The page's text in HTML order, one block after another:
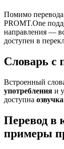
Помимо перевода
PROMT.One
направления —
доступен в
Словарь с
Встроенный
употребления и
доступна
Перевод в
примеры